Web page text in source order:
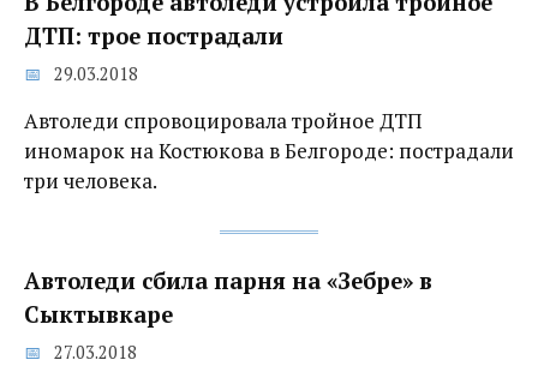
ДТП: трое пострадали
29.03.2018
Автоледи спровоцировала тройное ДТП
иномарок на Костюкова в Белгороде: пострадали
три человека.
Автоледи сбила парня на «Зебре» в
Сыктывкаре
27.03.2018